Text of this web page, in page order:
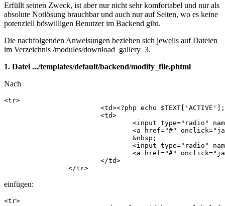
Erfüllt seinen Zweck, ist aber nur nicht sehr komfortabel und nur als
absolute Notlösung brauchbar und auch nur auf Seiten, wo es keine
potenziell böswilligen Benutzer im Backend gibt.
Die nachfolgenden Anweisungen beziehen sich jeweils auf Dateien
im Verzeichnis /modules/download_gallery_3.
1. Datei .../templates/default/backend/modify_file.phtml
Nach
<tr>
    		</tr>
einfügen:
<tr>